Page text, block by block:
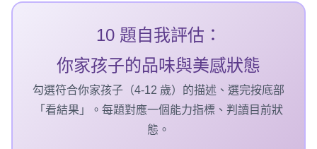
10 題自我評估：
你家孩子的品味與美感狀態
勾選符合你家孩子（4-12 歲）的描述、選完按底部
「看結果」。每題對應一個能力指標、判讀目前狀
態。